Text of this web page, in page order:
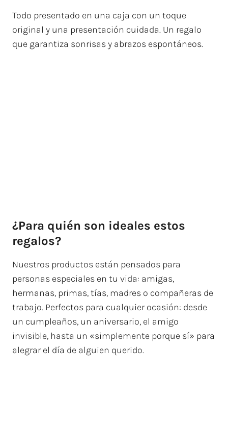
Todo presentado en una caja con un toque
original y una presentación cuidada. Un regalo
que garantiza sonrisas y abrazos espontáneos.
¿Para quién son ideales estos
regalos?
Nuestros productos están pensados para
personas especiales en tu vida: amigas,
hermanas, primas, tías, madres o compañeras de
trabajo. Perfectos para cualquier ocasión: desde
un cumpleaños, un aniversario, el amigo
invisible, hasta un «simplemente porque sí» para
alegrar el día de alguien querido.